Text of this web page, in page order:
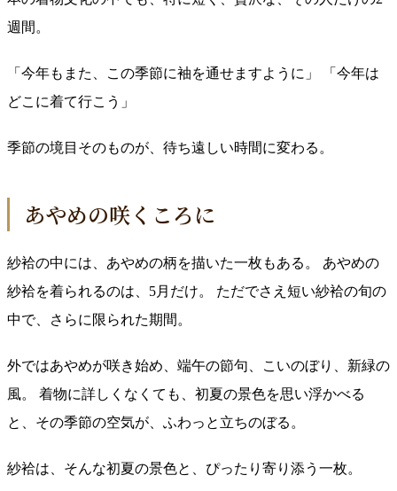
週間。
「今年もまた、この季節に袖を通せますように」 「今年は
どこに着て行こう」
季節の境目そのものが、待ち遠しい時間に変わる。
あやめの咲くころに
紗袷の中には、あやめの柄を描いた一枚もある。 あやめの
紗袷を着られるのは、5月だけ。 ただでさえ短い紗袷の旬の
中で、さらに限られた期間。
外ではあやめが咲き始め、端午の節句、こいのぼり、新緑の
風。 着物に詳しくなくても、初夏の景色を思い浮かべる
と、その季節の空気が、ふわっと立ちのぼる。
紗袷は、そんな初夏の景色と、ぴったり寄り添う一枚。